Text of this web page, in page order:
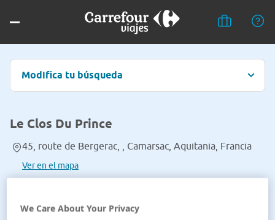
Modifica tu búsqueda
Le Clos Du Prince
45, route de Bergerac, , Camarsac, Aquitania, Francia
Ver en el mapa
We Care About Your Privacy